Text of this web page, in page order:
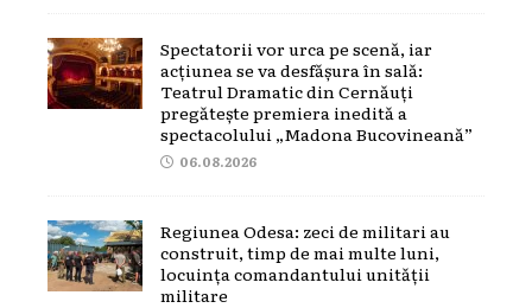
Spectatorii vor urca pe scenă, iar
acțiunea se va desfășura în sală:
Teatrul Dramatic din Cernăuți
pregătește premiera inedită a
spectacolului „Madona Bucovineană”
06.08.2026
Regiunea Odesa: zeci de militari au
construit, timp de mai multe luni,
locuința comandantului unității
militare